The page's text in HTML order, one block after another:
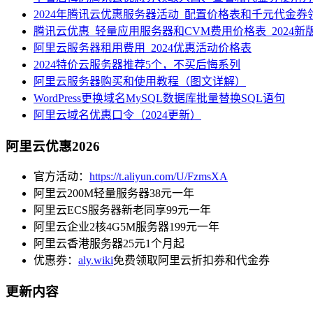
2024年腾讯云优惠服务器活动_配置价格表和千元代金券
腾讯云优惠_轻量应用服务器和CVM费用价格表_2024新
阿里云服务器租用费用_2024优惠活动价格表
2024特价云服务器推荐5个，不买后悔系列
阿里云服务器购买和使用教程（图文详解）
WordPress更换域名MySQL数据库批量替换SQL语句
阿里云域名优惠口令（2024更新）
阿里云优惠2026
官方活动： https://t.aliyun.com/U/FzmsXA
阿里云200M轻量服务器38元一年
阿里云ECS服务器新老同享99元一年
阿里云企业2核4G5M服务器199元一年
阿里云香港服务器25元1个月起
优惠券： aly.wiki免费领取阿里云折扣券和代金券
更新内容